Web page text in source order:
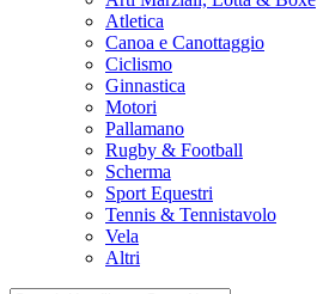
Atletica
Canoa e Canottaggio
Ciclismo
Ginnastica
Motori
Pallamano
Rugby & Football
Scherma
Sport Equestri
Tennis & Tennistavolo
Vela
Altri